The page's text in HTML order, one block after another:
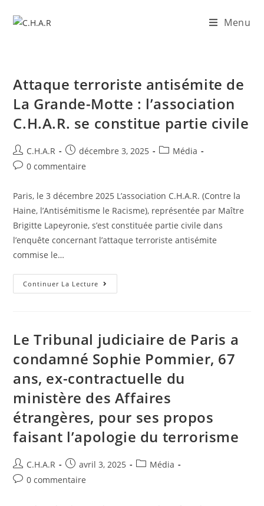
Menu
Attaque terroriste antisémite de
La Grande-Motte : l’association
C.H.A.R. se constitue partie civile
C.H.A.R décembre 3, 2025
Média
0 commentaire
Paris, le 3 décembre 2025 L’association C.H.A.R. (Contre la
Haine, l’Antisémitisme le Racisme), représentée par Maître
Brigitte Lapeyronie, s’est constituée partie civile dans
l’enquête concernant l’attaque terroriste antisémite
commise le…
Continuer La Lecture
Le Tribunal judiciaire de Paris a
condamné Sophie Pommier, 67
ans, ex-contractuelle du
ministère des Affaires
étrangères, pour ses propos
faisant l’apologie du terrorisme
C.H.A.R avril 3, 2025
Média
0 commentaire